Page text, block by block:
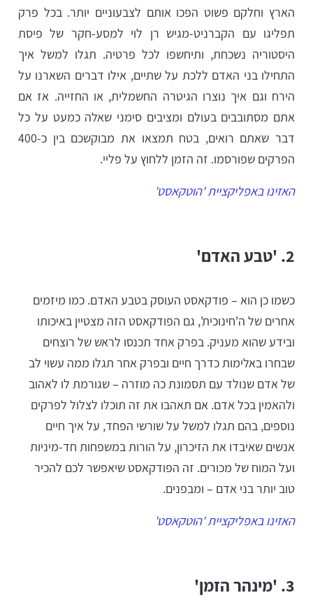
הארץ וחלקם פשוט הפכו אותם לצבעוניים יותר. בכל פרק
תפליגו עם הקברניט-מגיש רן לוי למסע-חקר של פיסת
היסטוריה נשכחת, ותיחשפו לכל פרטיה. תגלו למשל איך
התחילו בני האדם ללכת על שתיים, אילו דברים השארנו על
הירח וגם איך נוצרו הגיטרה החשמלית, או החזייה. אז אם
אתם מסתובבים בעולם ומציבים סימני שאלה כמעט על כל
דבר שאתם רואים, בטח תמצאו את מבוקשכם בין כ-400
הפרקים שפורסמו. זה הזמן ללחוץ על פליי.
האזינו באפליקציית 'הוטקאסט'
2. 'טבע האדם'
כשמו כן הוא – פודקאסט העוסק בטבע האדם. כמו מיזמים
אחרים של ה'חינוכית', גם הפודקאסט הזה מצטיין באיכותו
ובידע שהוא מעניק. בפרק אחד תכנסו לראש של רוצחים
שבחרו באלימות כדרך חיים ובפרק אחר תגלו ממה עשוי לב
של אדם שנולד עם תסמונת כה מוזרה – שגורמת לו לאהוב
ולהאמין בכל אדם. אם תאהבו את זה תוכלו לצלול לפרקים
נוספים, בהם תגלו למשל על שורשי הפחד, על איך חיים
אנשים שאיבדו את הזיכרון, על הורות במשפחות חד-מיניות
ועל המוח של מכורים. זה הפודקאסט שיאפשר לכם להכיר
טוב יותר בני אדם – ומבפנים.
האזינו באפליקציית 'הוטקאסט'
3. 'מינהר הזמן'